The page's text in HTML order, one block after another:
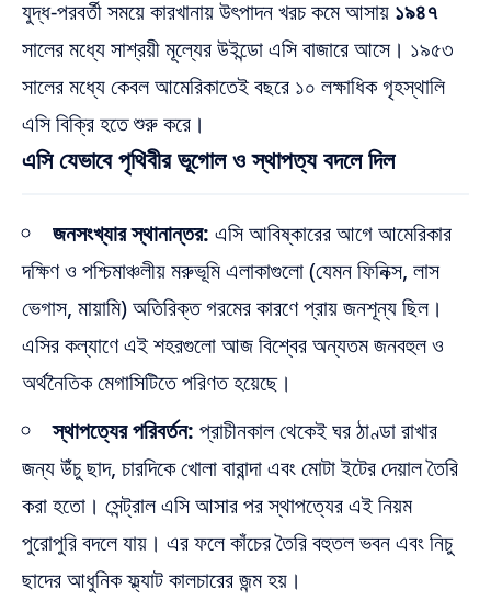
যুদ্ধ-পরবর্তী সময়ে কারখানায় উৎপাদন খরচ কমে আসায় ১৯৪৭
সালের মধ্যে সাশ্রয়ী মূল্যের উইন্ডো এসি বাজারে আসে। ১৯৫৩
সালের মধ্যে কেবল আমেরিকাতেই বছরে ১০ লক্ষাধিক গৃহস্থালি
এসি বিক্রি হতে শুরু করে।
এসি যেভাবে পৃথিবীর ভূগোল ও স্থাপত্য বদলে দিল
জনসংখ্যার স্থানান্তর: এসি আবিষ্কারের আগে আমেরিকার
দক্ষিণ ও পশ্চিমাঞ্চলীয় মরুভূমি এলাকাগুলো (যেমন ফিনিক্স, লাস
ভেগাস, মায়ামি) অতিরিক্ত গরমের কারণে প্রায় জনশূন্য ছিল।
এসির কল্যাণে এই শহরগুলো আজ বিশ্বের অন্যতম জনবহুল ও
অর্থনৈতিক মেগাসিটিতে পরিণত হয়েছে।
স্থাপত্যের পরিবর্তন: প্রাচীনকাল থেকেই ঘর ঠাণ্ডা রাখার
জন্য উঁচু ছাদ, চারদিকে খোলা বারান্দা এবং মোটা ইটের দেয়াল তৈরি
করা হতো। সেন্ট্রাল এসি আসার পর স্থাপত্যের এই নিয়ম
পুরোপুরি বদলে যায়। এর ফলে কাঁচের তৈরি বহুতল ভবন এবং নিচু
ছাদের আধুনিক ফ্ল্যাট কালচারের জন্ম হয়।